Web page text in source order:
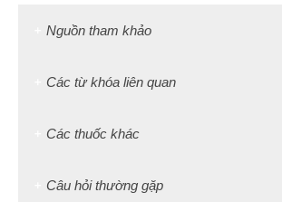
Nguồn tham khảo
Các từ khóa liên quan
Các thuốc khác
Câu hỏi thường gặp